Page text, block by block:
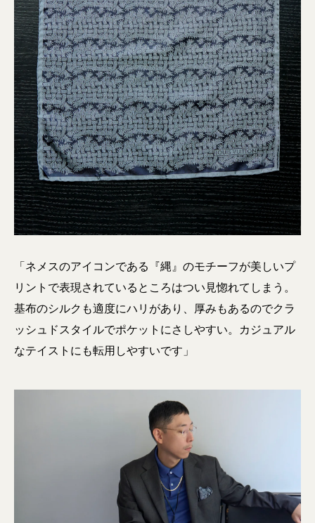
「ネメスのアイコンである『縄』のモチーフが美しいプ
リントで表現されているところはつい見惚れてしまう。
基布のシルクも適度にハリがあり、厚みもあるのでクラ
ッシュドスタイルでポケットにさしやすい。カジュアル
なテイストにも転用しやすいです」